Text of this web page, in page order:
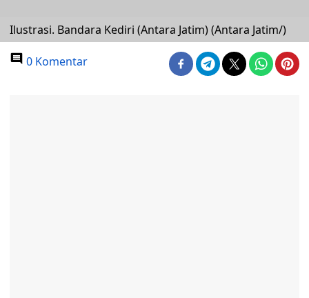
Ilustrasi. Bandara Kediri (Antara Jatim) (Antara Jatim/)
0 Komentar